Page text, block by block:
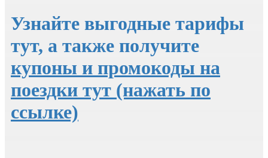
Узнайте выгодные тарифы
тут, а также получите
купоны и промокоды на
поездки тут (нажать по
ссылке)